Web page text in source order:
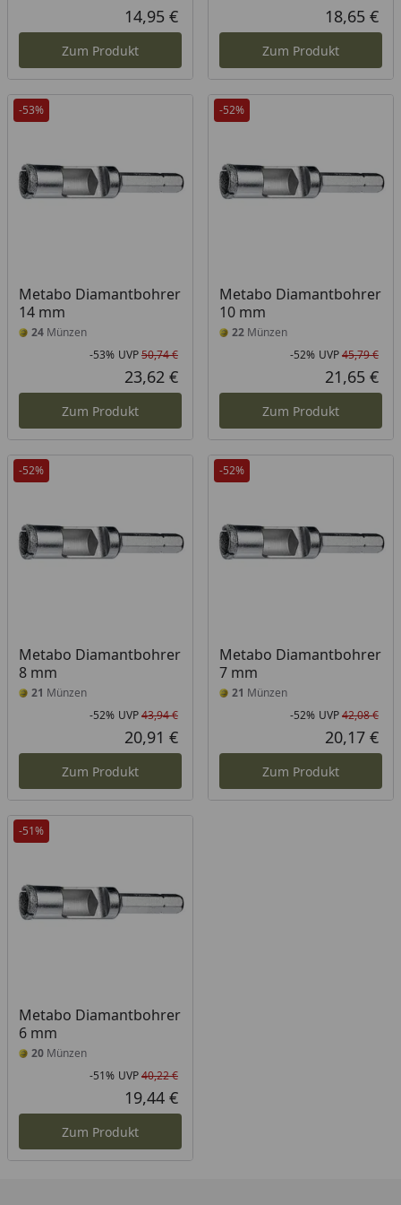
Rabatt in Prozent
Ursprünglicher Preis
Aktueller Preis
14,95 €
Zum Produkt
18,65 €
Zum Produkt
-53%
Metabo Diamantbohrer
14 mm
24 Münzen
Rabatt in Prozent
-53%
Ursprünglicher Preis
UVP50,74 €
Aktueller Preis
23,62 €
Zum Produkt
-52%
Metabo Diamantbohrer
10 mm
22Münzen
-52% UVP45,79 €
21,65 €
Zum Produkt
-52%
Metabo Diamantbohrer
8 mm
21 Münzen
Rabatt in Prozent
-52%
Ursprünglicher Preis
UVP43,94 €
Aktueller Preis
20,91 €
Zum Produkt
-52%
Metabo Diamantbohrer
7 mm
21 Münzen
-52% UVP42,08 €
20,17 €
Zum Produkt
-51%
Metabo Diamantbohrer
6 mm
20 Münzen
Rabatt in Prozent
-51%
Ursprünglicher Preis
UVP40,22 €
Aktueller Preis
19,44 €
Zum Produkt